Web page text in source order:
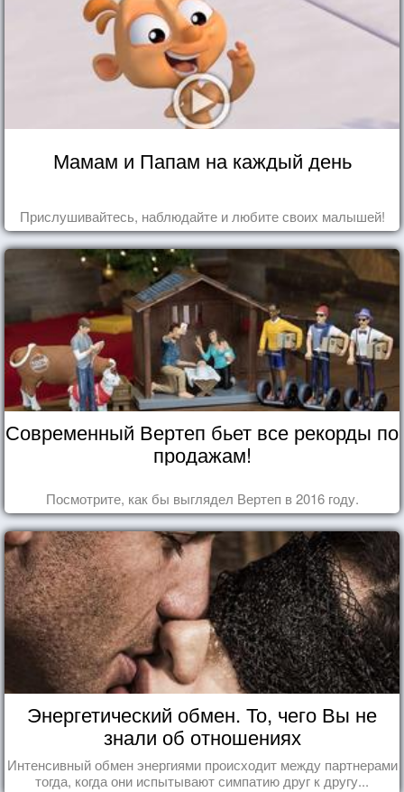
Мамам и Папам на каждый день
Прислушивайтесь, наблюдайте и любите своих малышей!
Современный Вертеп бьет все рекорды по
продажам!
Посмотрите, как бы выглядел Вертеп в 2016 году.
Энергетический обмен. То, чего Вы не
знали об отношениях
Интенсивный обмен энергиями происходит между партнерами
тогда, когда они испытывают симпатию друг к другу...